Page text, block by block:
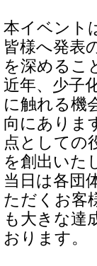
本イベント
皆様へ発表
を深めるこ
近年、少子
に触れる機
向にありま
点としての
を創出いた
当日は各団
ただくお客
も大きな達
おります。